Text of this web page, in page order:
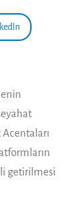
getirilmesi